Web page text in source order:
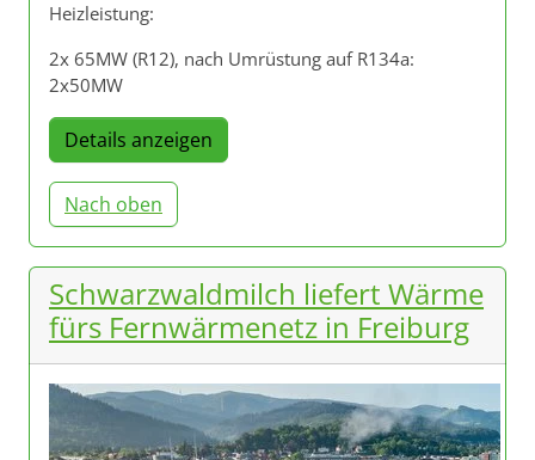
Heizleistung:
2x 65MW (R12), nach Umrüstung auf R134a:
2x50MW
Details anzeigen
Nach oben
Schwarzwaldmilch liefert Wärme
fürs Fernwärmenetz in Freiburg